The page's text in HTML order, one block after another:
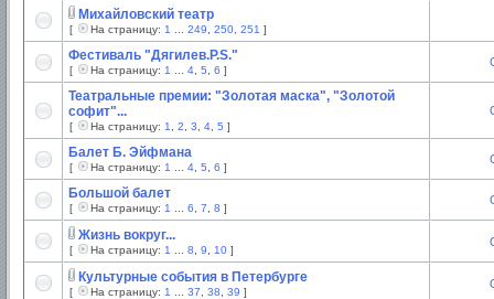
Михайловский театр
[ На страницу: 1 249 250 251 ]
Фестиваль "Дягилев.P.S."
[ На страницу: 1 4 5 6 ]
Театральные премии: "Золотая маска", "Золотой
софит"...
[ На страницу: 1 2 3 4 5 ]
Балет Б. Эйфмана
[ На страницу: 1 4 5 6 ]
Большой балет
[ На страницу: 1 6 7 8 ]
Жизнь вокруг...
[ На страницу: 1 8 9 10 ]
Культурные события в Петербурге
[ На страницу: 1 37 38 39 ]